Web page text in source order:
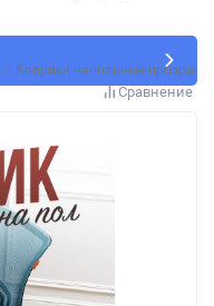
/ Коврики напольные
Сравнение